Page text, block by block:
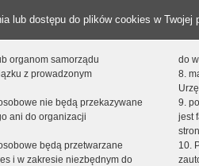
lub dostępu do plików cookies w Twojej
organom samorządu
z prowadzonym
nie będą przekazywane
ani do organizacji
będą przetwarzane
i w zakresie niezbędnym do
do
8.
9.
jest
10.